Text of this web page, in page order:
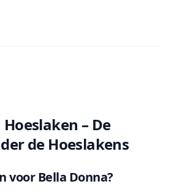
– De
de Hoeslakens
voor Bella Donna?